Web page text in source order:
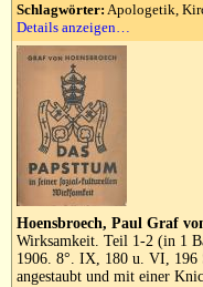
Schlagwörter: Apologetik,
Details anzeigen…
Hoensbroech, Paul Graf
Wirksamkeit. Teil 1-2 (in 1
1906. 8°. IX, 180 u. VI, 196
angestaubt und mit einer